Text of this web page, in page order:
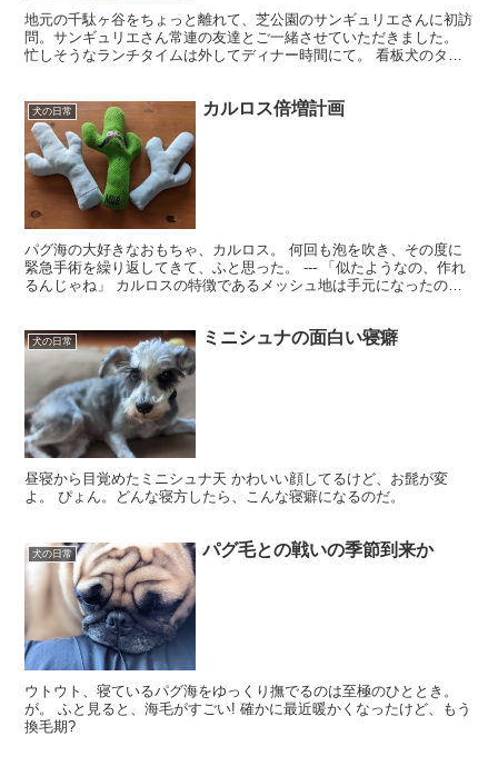
地元の千駄ヶ谷をちょっと離れて、芝公園のサンギュリエさんに初訪
問。サンギュリエさん常連の友達とご一緒させていただきました。
忙しそうなランチタイムは外してディナー時間にて。 看板犬のタマ
犬の日常 カルロス倍増計画
パグ海の大好きなおもちゃ、カルロス。 何回も泡を吹き、その度に
緊急手術を繰り返してきて、ふと思った。 --- 「似たようなの、作れ
るんじゃね」 カルロスの特徴であるメッシュ地は手元になったの
犬の日常 ミニシュナの面白い寝癖
昼寝から目覚めたミニシュナ天 かわいい顔してるけど、お髭が変
よ。 ぴょん。どんな寝方したら、こんな寝癖になるのだ。
犬の日常 パグ毛との戦いの季節到来か
ウトウト、寝ているパグ海をゆっくり撫でるのは至極のひととき。
が。 ふと見ると、海毛がすごい! 確かに最近暖かくなったけど、もう
換毛期?